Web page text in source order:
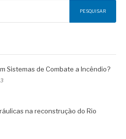
PESQUISAR
Sistemas de Combate a Incêndio?
na reconstrução do Rio